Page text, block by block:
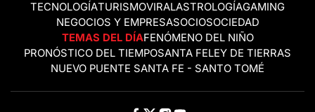
TECNOLOGÍATURISMOVIRALASTROLOGÍAGAMING
NEGOCIOS Y EMPRESASOCIOSOCIEDAD
TEMAS DEL DÍAFENÓMENO DEL NIÑO
PRONÓSTICO DEL TIEMPOSANTA FELEY DE TIERRAS
NUEVO PUENTE SANTA FE - SANTO TOMÉ